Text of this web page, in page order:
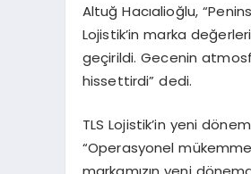
Altuğ Hacıalioğlu,
Lojistik’in marka
geçirildi. Gecenin
hissettirdi” dedi.
TLS Lojistik’in yeni
“Operasyonel